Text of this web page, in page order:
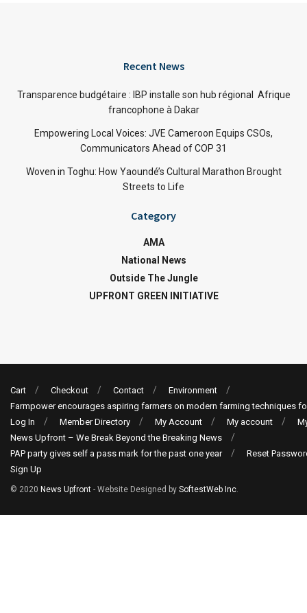
Recent News
Transparence budgétaire : IBP installe son hub régional Afrique
francophone à Dakar
Empowering Local Voices: JVE Cameroon Equips CSOs,
Communicators Ahead of COP 31
Woven in Toghu: How Yaoundé’s Cultural Marathon Brought
Streets to Life
Category
AMA
National News
Outside The Jungle
UPFRONT GREEN INITIATIVE
Cart Checkout Contact
Environment
Farmpower encourages aspiring farmers on modern farming techniques
Log In
Member Directory My Account My account
News Upfront – We Break Beyond the Breaking News
PAP party gives self a pass mark for the past one year
Reset
Sign Up
© 2020 News Upfront - Website Designed by SoftestWeb Inc.